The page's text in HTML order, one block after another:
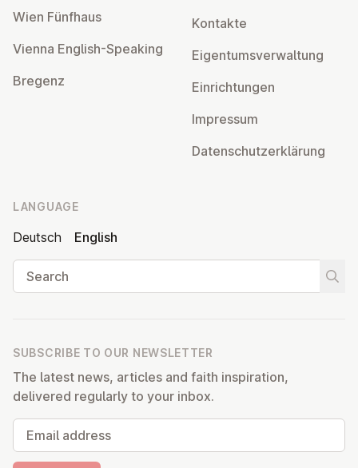
Wien Fünfhaus
Vienna English-Speaking
Bregenz
Kontakte
Ei­gentums­ver­wal­tung
Ein­rich­tun­gen
Impressum
Datens­chutzerklärung
LANGUAGE
Deutsch
English
Search
SUBSCRIBE TO OUR NEWSLETTER
The latest news, articles and faith inspiration,
delivered regularly to your inbox.
Email address